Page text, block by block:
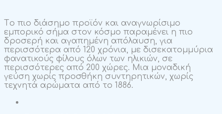
Tο πιο διάσημο προϊόν και αναγνωρίσιμο
εμπορικό σήμα στον κόσμο παραμένει η πιο
δροσερή και αγαπημένη απόλαυση, για
περισσότερα από 120 χρόνια, με δισεκατομμύρια
φανατικούς φίλους όλων των ηλικιών, σε
περισσότερες από 200 χώρες. Μια μοναδική
γεύση χωρίς προσθήκη συντηρητικών, χωρίς
τεχνητά αρώματα από το 1886.